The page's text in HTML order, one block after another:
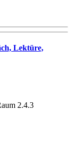
Lektüre,
2.4.3